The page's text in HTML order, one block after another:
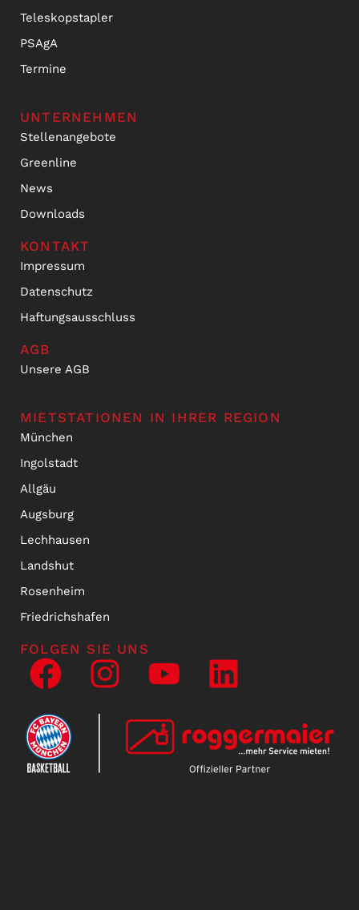
Teleskopstapler
PSAgA
Termine
UNTERNEHMEN
Stellenangebote
Greenline
News
Downloads
KONTAKT
Impressum
Datenschutz
Haftungsausschluss
AGB
Unsere AGB
MIETSTATIONEN IN IHRER REGION
München
Ingolstadt
Allgäu
Augsburg
Lechhausen
Landshut
Rosenheim
Friedrichshafen
FOLGEN SIE UNS